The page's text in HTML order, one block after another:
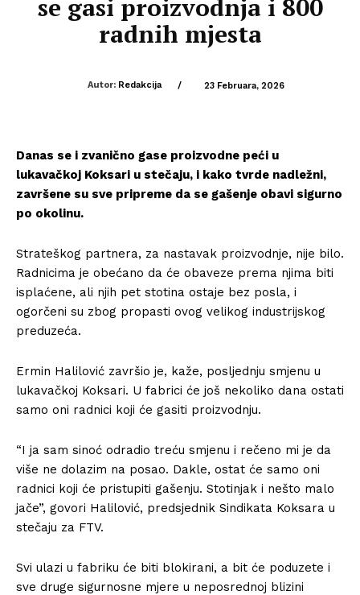
se gasi proizvodnja i 800
radnih mjesta
Autor: Redakcija / 23 Februara, 2026
Danas se i zvanično gase proizvodne peći u
lukavačkoj Koksari u stečaju, i kako tvrde nadležni,
završene su sve pripreme da se gašenje obavi sigurno
po okolinu.
Strateškog partnera, za nastavak proizvodnje, nije bilo.
Radnicima je obećano da će obaveze prema njima biti
isplaćene, ali njih pet stotina ostaje bez posla, i
ogorčeni su zbog propasti ovog velikog industrijskog
preduzeća.
Ermin Halilović završio je, kaže, posljednju smjenu u
lukavačkoj Koksari. U fabrici će još nekoliko dana ostati
samo oni radnici koji će gasiti proizvodnju.
“I ja sam sinoć odradio treću smjenu i rečeno mi je da
više ne dolazim na posao. Dakle, ostat će samo oni
radnici koji će pristupiti gašenju. Stotinjak i nešto malo
jače”, govori Halilović, predsjednik Sindikata Koksara u
stečaju za FTV.
Svi ulazi u fabriku će biti blokirani, a bit će poduzete i
sve druge sigurnosne mjere u neposrednoj blizini